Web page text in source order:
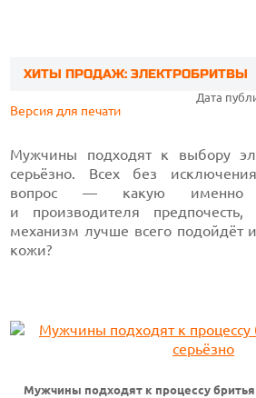
ХИТЫ ПРОДАЖ: ЭЛЕКТРОБРИТВЫ
Дата
Версия для печати
Мужчины подходят к выбору
серьёзно. Всех без
вопрос — какую именно
и производителя
механизм лучше всего подойдёт
кожи?
Мужчины подходят к процессу бритья